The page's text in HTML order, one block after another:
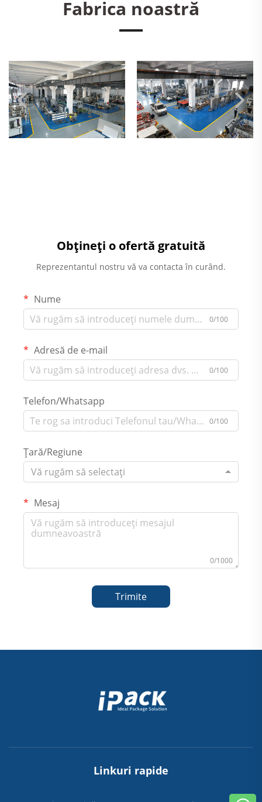
Fabrica noastră
Obțineți o ofertă gratuită
Reprezentantul nostru vă va contacta în curând.
Nume
0/100
Adresă de e-mail
0/100
Telefon/Whatsapp
0/100
Țară/Regiune
Vă rugăm să selectați
Mesaj
0/1000
Trimite
Linkuri rapide